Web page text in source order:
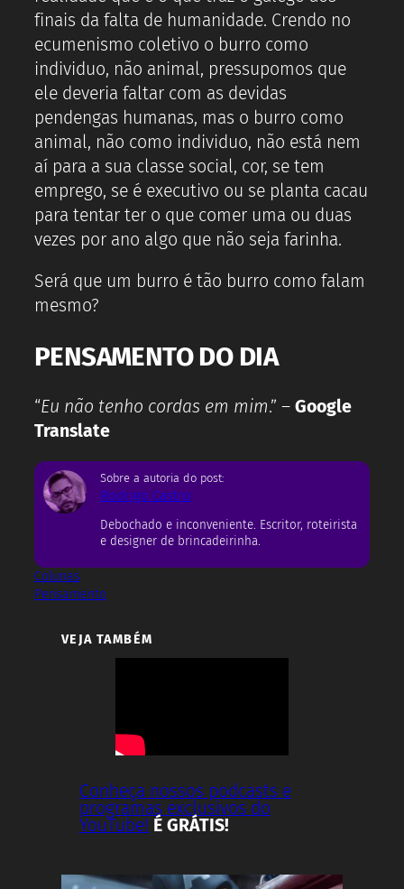
finais da falta de humanidade. Crendo no
ecumenismo coletivo o burro como
individuo, não animal, pressupomos que
ele deveria faltar com as devidas
pendengas humanas, mas o burro como
animal, não como individuo, não está nem
aí para a sua classe social, cor, se tem
emprego, se é executivo ou se planta cacau
para tentar ter o que comer uma ou duas
vezes por ano algo que não seja farinha.
Será que um burro é tão burro como falam
mesmo?
PENSAMENTO DO DIA
“Eu não tenho cordas em mim.” – Google
Translate
Sobre a autoria do post:
Rodrigo Castro
Debochado e inconveniente. Escritor, roteirista
e designer de brincadeirinha.
Colunas
Pensamento
VEJA TAMBÉM
Conheça nossos podcasts e
programas exclusivos do
YouTube! É GRÁTIS!